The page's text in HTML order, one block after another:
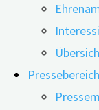
Pressebereich
und Amerika
Aspekt der
genauer
Anforderungen
Demenzrisiko